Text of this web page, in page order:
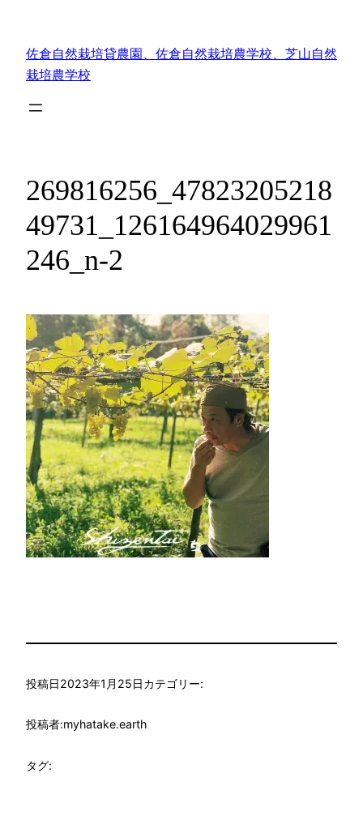
佐倉自然栽培貸農園、佐倉自然栽培農学校、芝山自然
栽培農学校
269816256_47823205218
49731_126164964029961
246_n-2
投稿日2023年1月25日カテゴリー:
投稿者:myhatake.earth
タグ: